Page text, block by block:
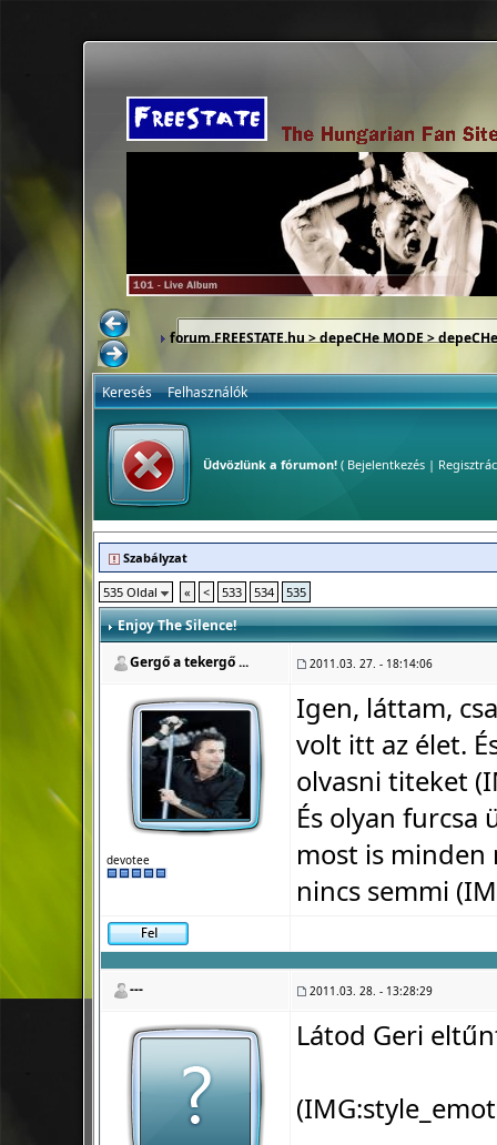
forum.FREESTATE.hu>depeCHe MODE>
Keresés Felhasználók
Üdvözlünk a fórumon!( Bejelentkezés|
Szabályzat
535 Oldal « < 533 534 535
Enjoy The Silence!
Gergő a tekergő ...
2011.03. 27. - 18:14:06
devotee
Igen, láttam,
volt itt az élet.
olvasni titeket
És olyan furcsa
most is minden
nincs semmi
--- 2011.03. 28. - 13:28:29
Látod Geri
(IMG: